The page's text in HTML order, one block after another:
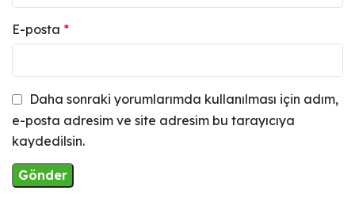
E-posta *
Daha sonraki yorumlarımda kullanılması için adım,
e-posta adresim ve site adresim bu tarayıcıya
kaydedilsin.